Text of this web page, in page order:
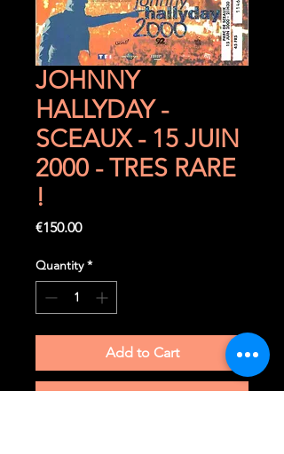
JOHNNY
HALLYDAY -
SCEAUX - 15 JUIN
2000 - TRES RARE
!
€150.00Price
Quantity *
Add to Cart